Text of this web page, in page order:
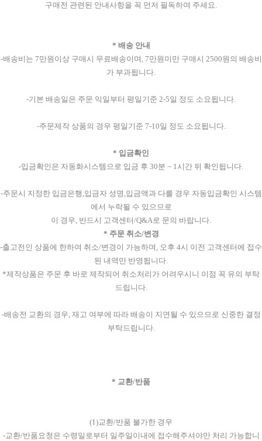
구매전 관련된 안내사항을 꼭 먼저 필독하여 주세요.
* 배송 안내
-배송비는 7만원이상 구매시 무료배송이며, 7만원미만 구매시 2500원의 배송비
가 부과됩니다.
-기본 배송일은 주문 익일부터 평일기준 2-5일 정도 소요됩니다.
-주문제작 상품의 경우 평일기준 7-10일 정도 소요됩니다.
* 입금확인
-입금확인은 자동화시스템으로 입금 후 30분 ~ 1시간 뒤 확인됩니다.
-주문시 지정한 입금은행,입금자 성명,입금액과 다를 경우 자동입금확인 시스템
에서 누락될 수 있으므로
이 경우, 반드시 고객센터/Q&A로 문의 바랍니다.
* 주문 취소/변경
-출고전인 상품에 한하여 취소/변경이 가능하며, 오후 4시 이전 고객센터에 접수
된 내역만 반영됩니다.
*제작상품은 주문 후 바로 제작되어 취소처리가 어려우시니 이점 꼭 유의 부탁
드립니다.
-배송전 교환의 경우, 재고 여부에 따라 배송이 지연될 수 있으므로 신중한 결정
부탁드립니다.
* 교환/반품
(1)교환/반품 불가한 경우
-교환/반품요청은 수령일로부터 일주일이내에 접수해주셔야만 처리 가능합니